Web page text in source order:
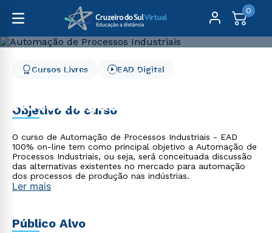
0
Cursos Livres
Engenharia e Tecnologia
Automação de Processos
Industriais
Cursos Livres EAD Digital
Objetivo do curso
O curso de Automação de Processos Industriais - EAD
100% on-line tem como principal objetivo a Automação de
Processos Industriais, ou seja, será conceituada discussão
das alternativas existentes no mercado para automação
dos processos de produção nas indústrias.
Ler mais
Público Alvo